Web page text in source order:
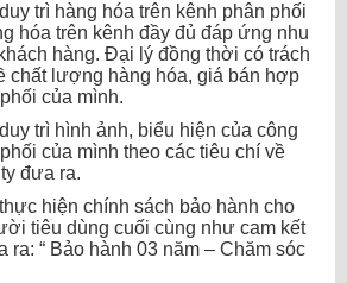
trì hàng hóa trên kênh phân phối
hóa trên kênh đầy đủ đáp ứng nhu
hàng. Đại lý đồng thời có trách
chất lượng hàng hóa, giá bán hợp
của mình.
trì hình ảnh, biểu hiện của công
của mình theo các tiêu chí về
đưa ra.
hiện chính sách bảo hành cho
tiêu dùng cuối cùng như cam kết
ra: “ Bảo hành 03 năm – Chăm sóc